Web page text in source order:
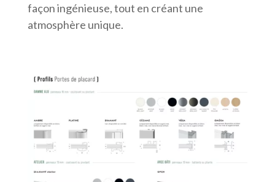
façon ingénieuse, tout en créant une
atmosphère unique.